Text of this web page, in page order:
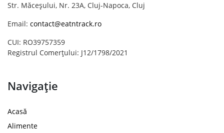
Str. Măceșului, Nr. 23A, Cluj-Napoca, Cluj
Email: contact@eatntrack.ro
CUI: RO39757359
Registrul Comerțului: J12/1798/2021
Navigație
Acasă
Alimente